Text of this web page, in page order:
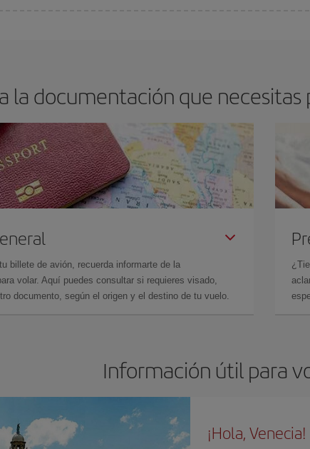
la documentación que
billete de avión, recuerda informarte de la
volar. Aquí puedes consultar si requieres visado,
documento, según el origen y el destino de tu vuelo.
Información útil para
¡Hola, Venecia!